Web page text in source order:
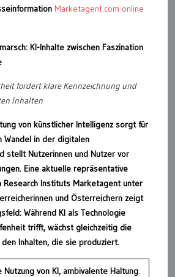
Marketagent.com online
KI-Inhalte zwischen Faszination
fordert klare Kennzeichnung und
Inhalten
von künstlicher Intelligenz sorgt für
Wandel in der digitalen
stellt Nutzerinnen und Nutzer vor
Eine aktuelle repräsentative
Instituts Marketagent unter
und Österreichern zeigt
Während KI als Technologie
trifft, wächst gleichzeitig die
Inhalten, die sie produziert.
Nutzung von KI, ambivalente Haltung: